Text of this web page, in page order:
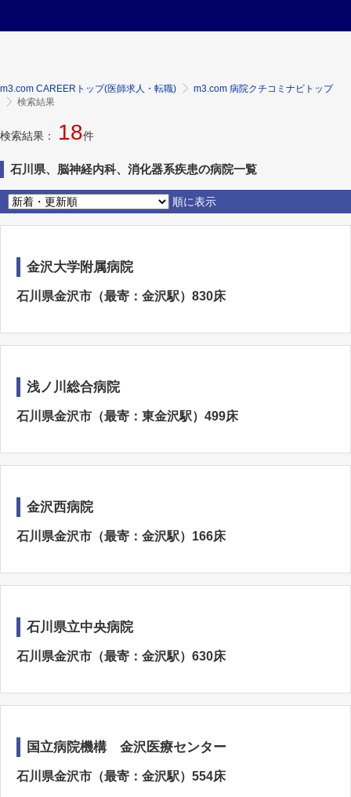
m3.com CAREERトップ(医師求人・転職)
m3.com 病院クチコミナビトップ
検索結果
検索結果： 18件
石川県、脳神経内科、消化器系疾患の病院一覧
順に表示
金沢大学附属病院
石川県金沢市（最寄：金沢駅）830床
浅ノ川総合病院
石川県金沢市（最寄：東金沢駅）499床
金沢西病院
石川県金沢市（最寄：金沢駅）166床
石川県立中央病院
石川県金沢市（最寄：金沢駅）630床
国立病院機構 金沢医療センター
石川県金沢市（最寄：金沢駅）554床